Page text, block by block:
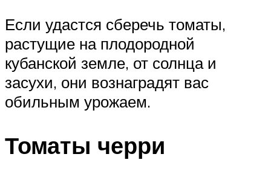
Если удастся сберечь томаты,
растущие на плодородной
кубанской земле, от солнца и
засухи, они вознаградят вас
обильным урожаем.
Томаты черри